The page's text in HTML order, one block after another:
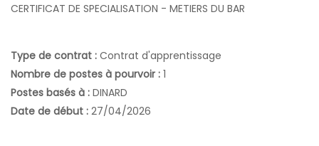
CERTIFICAT DE SPECIALISATION - METIERS DU BAR
Type de contrat : Contrat d'apprentissage
Nombre de postes à pourvoir : 1
Postes basés à : DINARD
Date de début : 27/04/2026